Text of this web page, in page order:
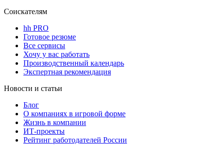
Соискателям
hh PRO
Готовое резюме
Все сервисы
Хочу у вас работать
Производственный календарь
Экспертная рекомендация
Новости и статьи
Блог
О компаниях в игровой форме
Жизнь в компании
ИТ-проекты
Рейтинг работодателей России